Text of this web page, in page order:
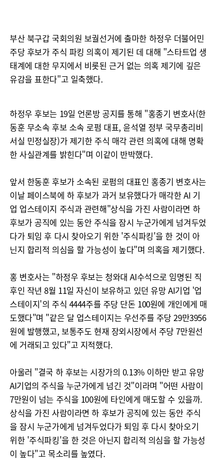
부산 북구갑 국회의원 보궐선거에 출마한 하정우 더불어민
주당 후보가 주식 파킹 의혹이 제기된 데 대해 "스타트업 생
태계에 대한 무지에서 비롯된 근거 없는 의혹 제기에 깊은
유감을 표한다"고 일축했다.
하정우 후보는 19일 언론방 공지를 통해 "홍종기 변호사(한
동훈 무소속 후보 소속 로펌 대표, 윤석열 정부 국무총리비
서실 민정실장)가 제기한 주식 매각 관련 의혹에 대해 명확
한 사실관계를 밝힌다"며 이같이 반박했다.
앞서 한동훈 후보가 소속된 로펌의 대표인 홍종기 변호사는
이날 페이스북에 하 후보가 과거 보유했다가 매각한 AI 기
업 업스테이지 주식과 관련해"상식을 가진 사람이라면 하
후보가 공직에 있는 동안 주식을 잠시 누군가에게 넘겨두었
다가 퇴임 후 다시 찾아오기 위한 '주식파킹'을 한 것이 아
닌지 합리적 의심을 할 가능성이 높다"며 의혹을 제기했다.
홍 변호사는 "하정우 후보는 청와대 AI수석으로 임명된 직
후인 작년 8월 11일 자신이 보유하고 있던 유망 AI기업 '업
스테이지'의 주식 4444주를 주당 단돈 100원에 개인에게 매
도했다"며 "같은 달 업스테이지는 우선주를 주당 29만3956
원에 발행했고, 보통주도 현재 장외시장에서 주당 7만원선
에 거래되고 있다"고 지적했다.
아울러 "결국 하 후보는 시장가의 0.13% 이하만 받고 유망
AI기업의 주식을 누군가에게 넘긴 것"이라며 "어떤 사람이
7만원이 넘는 주식을 100원에 타인에게 매도할 수 있을까.
상식을 가진 사람이라면 하 후보가 공직에 있는 동안 주식
을 잠시 누군가에게 넘겨두었다가 퇴임 후 다시 찾아오기
위한 '주식파킹'을 한 것은 아닌지 합리적 의심을 할 가능성
이 높다"고 목소리를 높였다.